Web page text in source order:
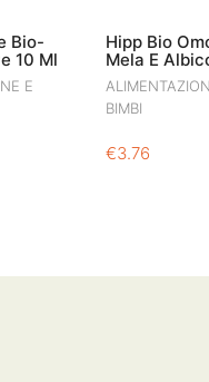
Bio-
10 Ml
E
Hipp Bio
Mela E
BIMBI
€3.76